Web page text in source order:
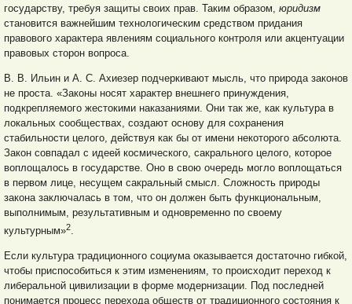
государству, требуя защиты своих прав. Таким образом, юридизм
становится важнейшим технологическим средством придания
правового характера явлениям социального контроля или акцентуации
правовых сторон вопроса.
В. В. Ильин и А. С. Ахиезер подчеркивают мысль, что природа законов
не проста. «Законы носят характер внешнего принуждения,
подкрепляемого жестокими наказаниями. Они так же, как культура в
локальных сообществах, создают основу для сохранения
стабильности целого, действуя как бы от имени некоторого абсолюта.
Закон совпадал с идеей космического, сакрального целого, которое
воплощалось в государстве. Оно в свою очередь могло воплощаться
в первом лице, несущем сакральный смысл. Сложность природы
закона заключалась в том, что он должен быть функциональным,
выполнимым, результативным и одновременно по своему
культурным»2.
Если культура традиционного социума оказывается достаточно гибкой,
чтобы приспособиться к этим изменениям, то происходит переход к
либеральной цивилизации в форме модернизации. Под последней
понимается процесс перехода обществ от традиционного состояния к